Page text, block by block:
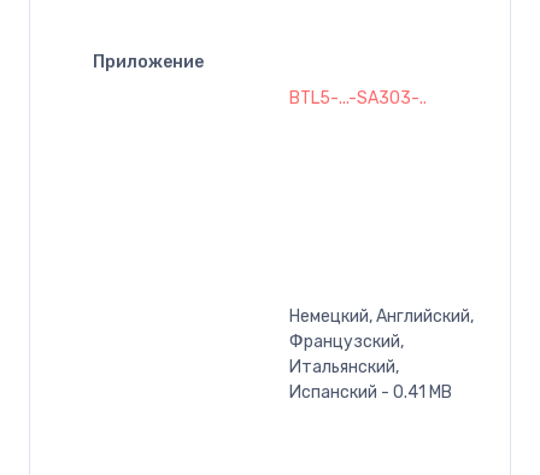
Приложение
BTL5-...-SA303-..
Немецкий, Английский,
Французский,
Итальянский,
Испанский - 0.41 MB